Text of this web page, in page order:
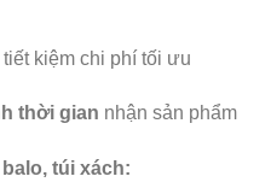
kiệm chi phí tối ưu
thời gian nhận sản phẩm
túi xách: